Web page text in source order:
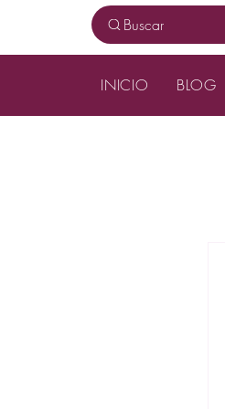
Buscar
INICIO BLOG